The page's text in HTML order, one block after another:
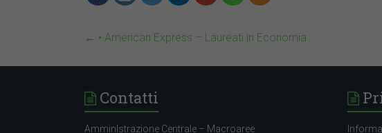
← • American Express – Laureati in Economia
Contatti
AmminIstrazione Centrale – Macroaree